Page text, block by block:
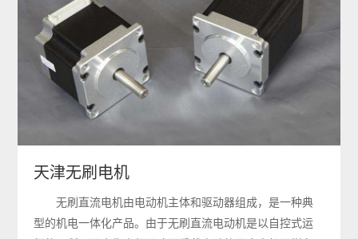
天津无刷电机
无刷直流电机由电动机主体和驱动器组成，是一种典
型的机电一体化产品。由于无刷直流电动机是以自控式运